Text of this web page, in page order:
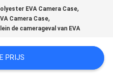
EVA Camera Case,
Camera Case,
de camerageval van EVA
PRIJS